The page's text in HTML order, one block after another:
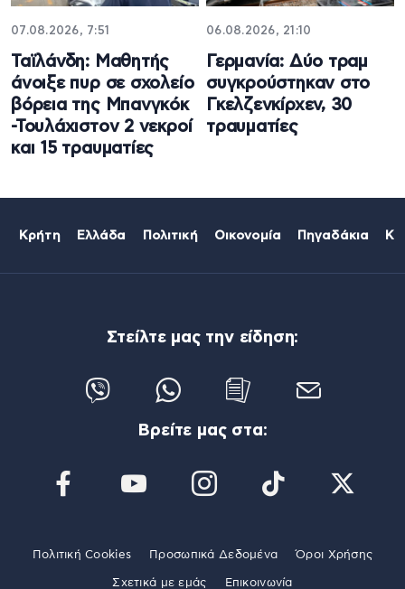
07.08.2026, 7:51
Ταϊλάνδη: Μαθητής
άνοιξε πυρ σε σχολείο
βόρεια της Μπανγκόκ
-Τουλάχιστον 2 νεκροί
και 15 τραυματίες
06.08.2026, 21:10
Γερμανία: Δύο τραμ
συγκρούστηκαν στο
Γκελζενκίρχεν, 30
τραυματίες
Κρήτη Ελλάδα Πολιτική Οικονομία Πηγαδάκια
Στείλτε μας την είδηση:
Βρείτε μας στα:
Πολιτική Cookies Προσωπικά Δεδομένα Όροι Χρήσης
Σχετικά με εμάς Επικοινωνία